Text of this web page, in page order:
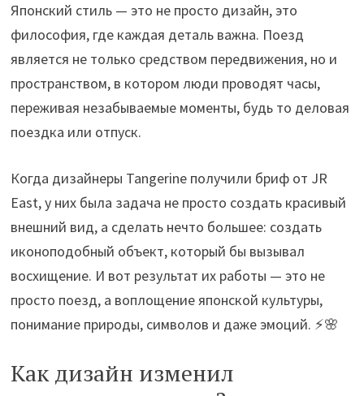
Японский стиль — это не просто дизайн, это
философия, где каждая деталь важна. Поезд
является не только средством передвижения, но и
пространством, в котором люди проводят часы,
переживая незабываемые моменты, будь то деловая
поездка или отпуск.
Когда дизайнеры Tangerine получили бриф от JR
East, у них была задача не просто создать красивый
внешний вид, а сделать нечто большее: создать
иконоподобный объект, который бы вызывал
восхищение. И вот результат их работы — это не
просто поезд, а воплощение японской культуры,
понимание природы, символов и даже эмоций. ⚡🌸
Как дизайн изменил